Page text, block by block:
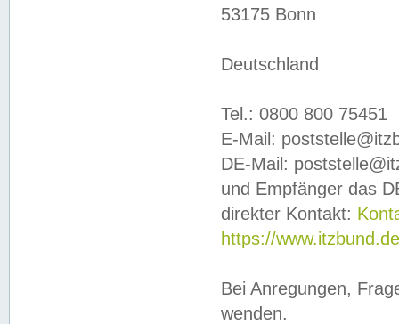
53175 Bonn
Deutschland
Tel.: 0800 800 75451
E-Mail:
DE-Mail:
und Empfänger das
direkter Kontakt:
https://
Bei Anregungen,
wenden.